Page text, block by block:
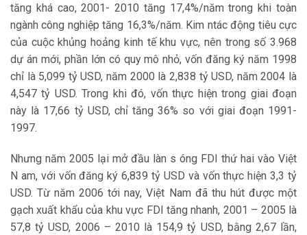
tăng khá cao, 2001- 2010 tăng 17,4%/năm trong khi toàn
ngành công nghiệp tăng 16,3%/năm. Kim ntác động tiêu cực
của cuộc khủng hoảng kinh tế khu vực, nên trong số 3.968
dự án mới, phần lớn có quy mô nhỏ, vốn đăng ký năm 1998
chỉ là 5,099 tỷ USD, năm 2000 là 2,838 tỷ USD, năm 2004 là
4,547 tỷ USD. Trong khi đó, vốn thực hiện trong giai đoạn
này là 17,66 tỷ USD, chỉ tăng 36% so với giai đoạn 1991-
1997.
Nhưng năm 2005 lại mở đầu làn s óng FDI thứ hai vào Việt
N am, với vốn đăng ký 6,839 tỷ USD và vốn thực hiện 3,3 tỷ
USD. Từ năm 2006 tới nay, Việt Nam đã thu hút được một
gạch xuất khẩu của khu vực FDI tăng nhanh, 2001 – 2005 là
57,8 tỷ USD, 2006 – 2010 là 154,9 tỷ USD, bằng 2,67 lần,